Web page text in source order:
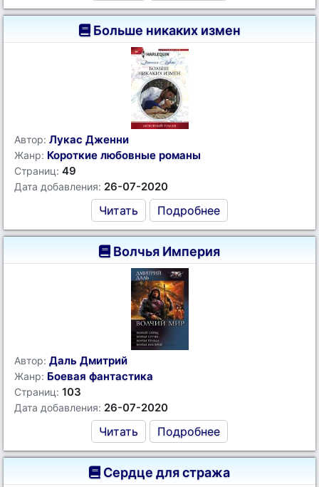
Больше никаких измен
Автор: Лукас Дженни
Жанр: Короткие любовные романы
Страниц: 49
Дата добавления: 26-07-2020
Читать Подробнее
Волчья Империя
Автор: Даль Дмитрий
Жанр: Боевая фантастика
Страниц: 103
Дата добавления: 26-07-2020
Читать Подробнее
Сердце для стража